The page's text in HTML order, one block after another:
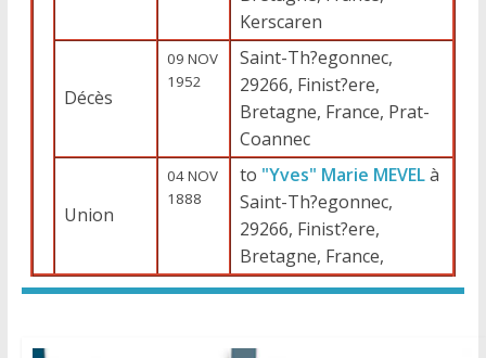
Kerscaren
Décès
09 NOV
1952
Saint-Th?egonnec,
29266, Finist?ere,
Bretagne, France, Prat-
Coannec
Union
04 NOV
1888
to "Yves" Marie MEVELà
Saint-Th?egonnec,
29266, Finist?ere,
Bretagne, France,